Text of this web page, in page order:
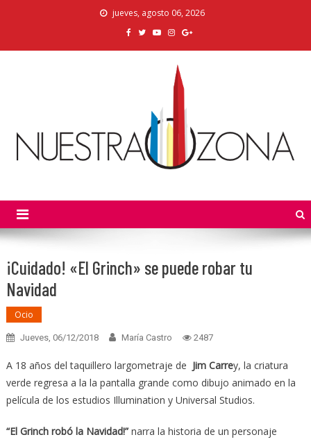
jueves, agosto 06, 2026
¡Cuidado! «El Grinch» se puede robar tu
Navidad
Ocio
Jueves, 06/12/2018 María Castro 2487
A 18 años del taquillero largometraje de Jim Carrey, la criatura
verde regresa a la la pantalla grande como dibujo animado en la
película de los estudios Illumination y Universal Studios.
“El Grinch robó la Navidad!”narra la historia de un personaje